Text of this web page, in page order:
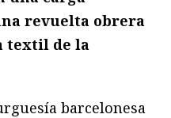
revuelta obrera
textil de la
barcelonesa